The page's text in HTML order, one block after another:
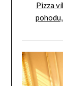
Pizza